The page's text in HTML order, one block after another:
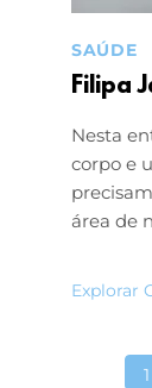
SAÚDE
Filipa
Nesta
corpo e
área de
Explorar
1